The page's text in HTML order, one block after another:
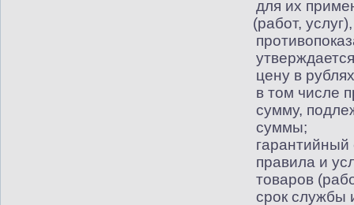
для их
(работ,
цену в
в том числе
сумму,
суммы;
гарантийный
правила и
товаров (
срок службы